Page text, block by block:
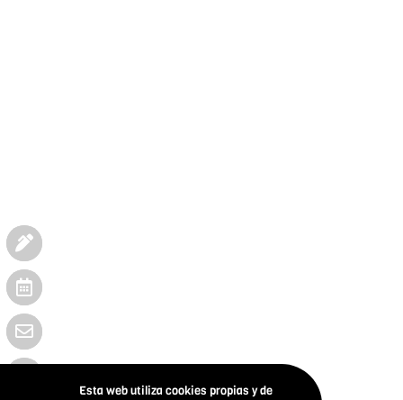
Esta web utiliza cookies propias y de